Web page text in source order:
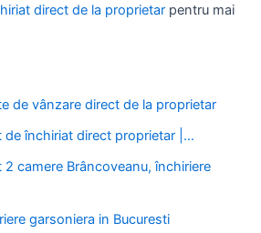
direct de la proprietar pentru mai
de vânzare direct de la proprietar
de închiriat direct proprietar |…
camere Brâncoveanu, închiriere
garsoniera in Bucuresti